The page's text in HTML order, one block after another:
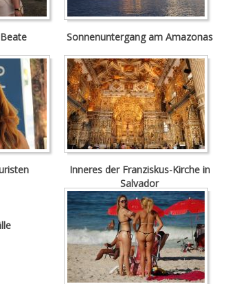
Sonnenuntergang am Amazonas
Inneres der Franziskus-Kirche in
Salvador